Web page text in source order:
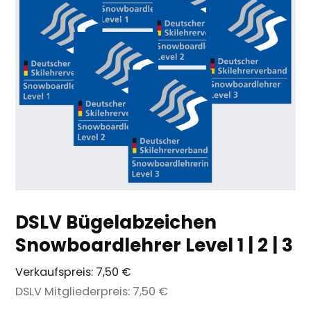
DSLV Bügelabzeichen
Snowboardlehrer Level 1 | 2 | 3
Verkaufspreis: 7,50 €
DSLV Mitgliederpreis: 7,50 €